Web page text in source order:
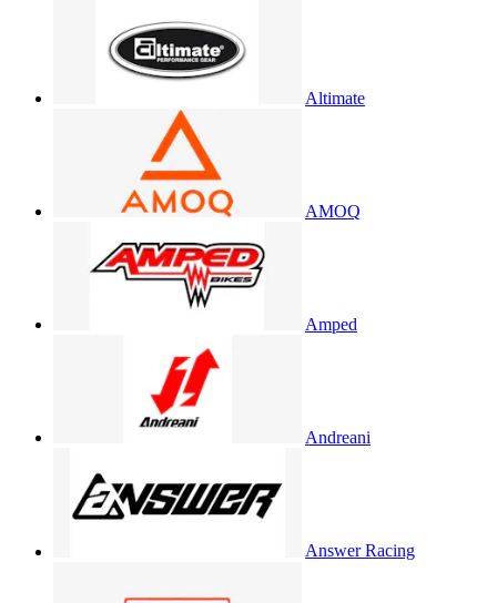
Altimate
AMOQ
Amped
Andreani
Answer Racing